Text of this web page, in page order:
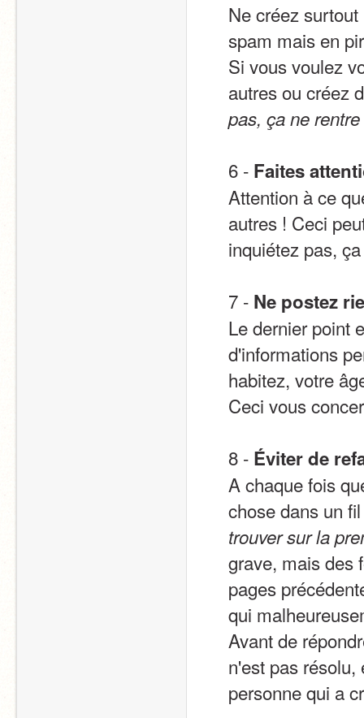
Ne créez
spam mais en
Si vous voulez
autres ou créez
pas, ça ne
6 - Faites
Attention à ce
autres ! Ceci
inquiétez pas,
7 - Ne postez
Le dernier point
d'informations
habitez, votre
Ceci vous
8 - Éviter de
A chaque fois
chose dans un
trouver sur la
grave, mais des
pages
qui
Avant de
n'est pas résolu,
personne qui a